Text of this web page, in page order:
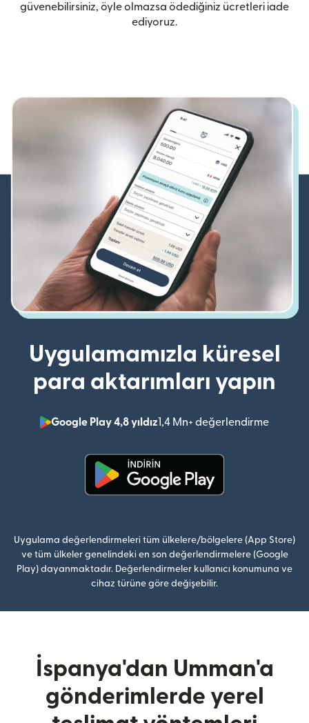
güvenebilirsiniz, öyle olmazsa ödediğiniz ücretleri iade
ediyoruz.
Uygulamamızla küresel
para aktarımları yapın
Google Play 4,8 yıldız1,4 Mn+ değerlendirme
Uygulama değerlendirmeleri tüm ülkelere/bölgelere (App Store)
ve tüm ülkeler genelindeki en son değerlendirmelere (Google
Play) dayanmaktadır. Değerlendirmeler kullanıcı konumuna ve
cihaz türüne göre değişebilir.
İspanya'dan Umman'a
gönderimlerde yerel